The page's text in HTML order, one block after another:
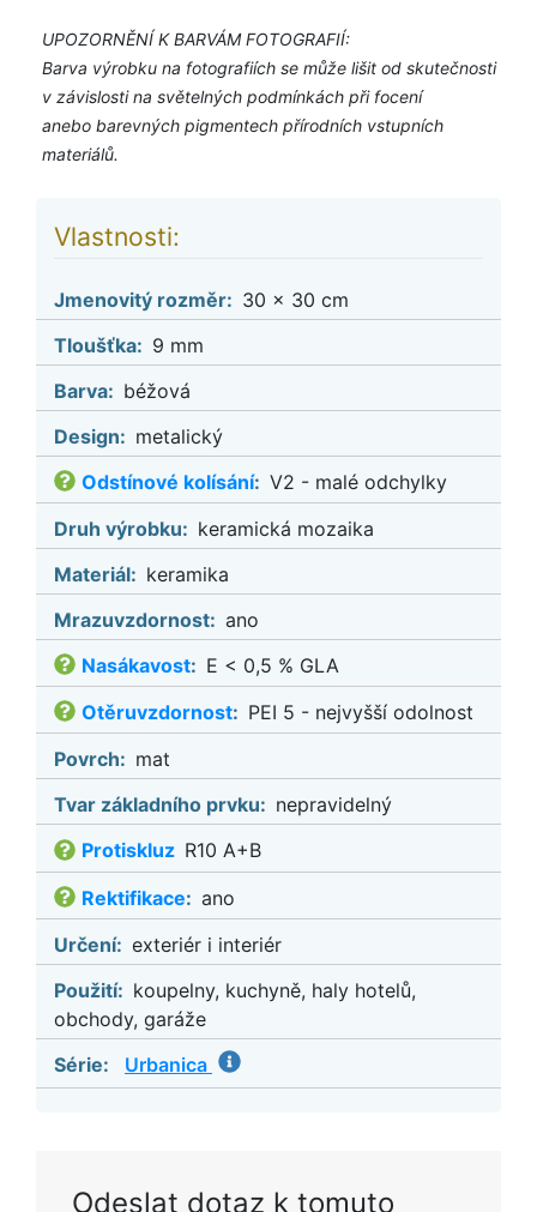
UPOZORNĚNÍ K BARVÁM FOTOGRAFIÍ:
Barva výrobku na fotografiích se může lišit od skutečnosti
v závislosti na světelných podmínkách při focení
anebo barevných pigmentech přírodních vstupních
materiálů.
Vlastnosti:
Jmenovitý rozměr: 30 x 30 cm
Tloušťka: 9 mm
Barva: béžová
Design: metalický
Odstínové kolísání: V2 - malé odchylky
Druh výrobku: keramická mozaika
Materiál: keramika
Mrazuvzdornost: ano
Nasákavost: E < 0,5 % GLA
Otěruvzdornost: PEI 5 - nejvyšší odolnost
Povrch: mat
Tvar základního prvku: nepravidelný
Protiskluz R10 A+B
Rektifikace: ano
Určení: exteriér i interiér
Použití: koupelny, kuchyně, haly hotelů,
obchody, garáže
Série:
Urbanica
Odeslat dotaz k tomuto